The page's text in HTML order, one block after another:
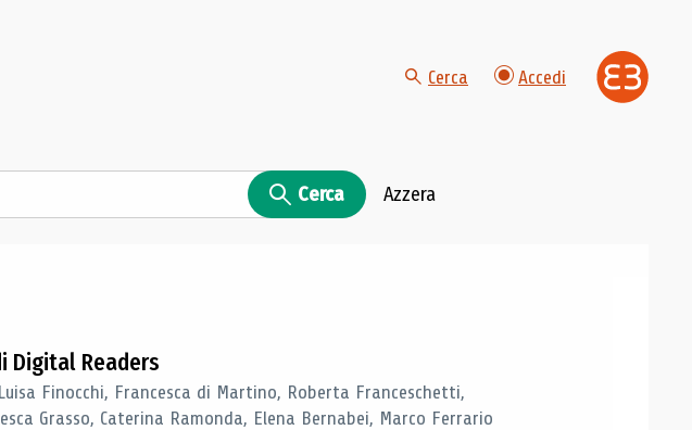
Cerca Accedi
Cerca Azzera
Digital Readers
Finocchi, Francesca di Martino, Roberta Franceschetti,
Grasso, Caterina Ramonda, Elena Bernabei, Marco Ferrario